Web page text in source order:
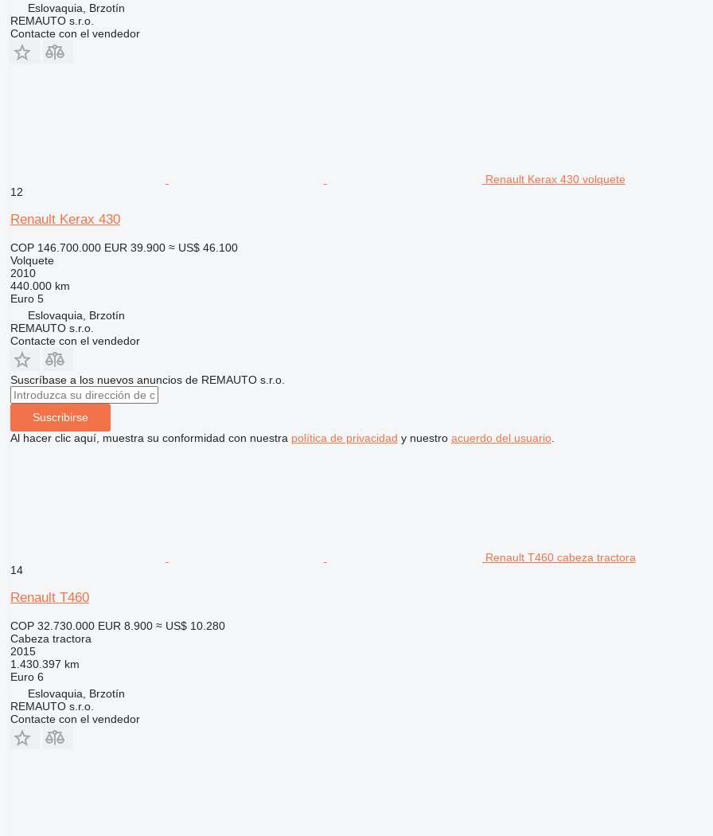
Eslovaquia, Brzotín
REMAUTO s.r.o.
Contacte con el vendedor
Renault Kerax 430 volquete
12
Renault Kerax 430
COP 146.700.000 EUR 39.900 ≈ US$ 46.100
Volquete
2010
440.000 km
Euro 5
Eslovaquia, Brzotín
REMAUTO s.r.o.
Contacte con el vendedor
Suscríbase a los nuevos anuncios de REMAUTO s.r.o.
Suscribirse
Al hacer clic aquí, muestra su conformidad con nuestra política de privacidad y nuestro acuerdo del usuario.
Renault T460 cabeza tractora
14
Renault T460
COP 32.730.000 EUR 8.900 ≈ US$ 10.280
Cabeza tractora
2015
1.430.397 km
Euro 6
Eslovaquia, Brzotín
REMAUTO s.r.o.
Contacte con el vendedor